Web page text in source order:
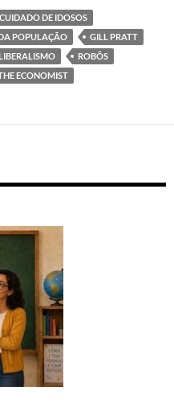
CUIDADO DE IDOSOS
POPULAÇÃO
GILL PRATT
ROBÔS
ECONOMIST